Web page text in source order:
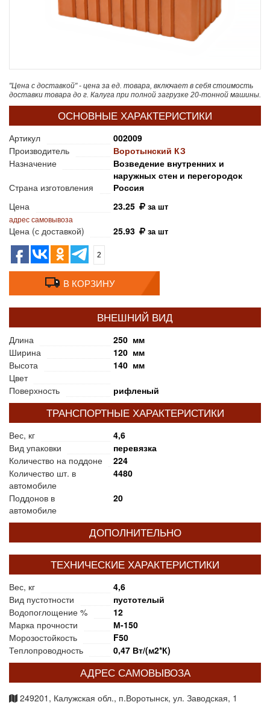
"Цена с доставкой" - цена за ед. товара, включает в себя стоимость
доставки товара до г. Калуга при полной загрузке 20-тонной машины.
ОСНОВНЫЕ ХАРАКТЕРИСТИКИ
Артикул
002009
Производитель
Воротынский КЗ
Назначение
Возведение внутренних и
наружных стен и перегородок
Страна изготовления
Россия
Цена
23.25 за шт
адрес самовывоза
Цена (с доставкой) 25.93 за шт
2
В КОРЗИНУ
ВНЕШНИЙ ВИД
Длина
250 мм
Ширина
120 мм
Высота
140 мм
Цвет
Поверхность
рифленый
ТРАНСПОРТНЫЕ ХАРАКТЕРИСТИКИ
Вес, кг
4,6
Вид упаковки
перевязка
Количество на поддоне
224
Количество шт. в
автомобиле
4480
Поддонов в
автомобиле
20
ДОПОЛНИТЕЛЬНО
ТЕХНИЧЕСКИЕ ХАРАКТЕРИСТИКИ
Вес, кг
4,6
Вид пустотности
пустотелый
Водопоглощение %
12
Марка прочности
М-150
Морозостойкость
F50
Теплопроводность
0,47 Вт/(м2*К)
АДРЕС САМОВЫВОЗА
249201, Калужская обл., п.Воротынск, ул. Заводская, 1